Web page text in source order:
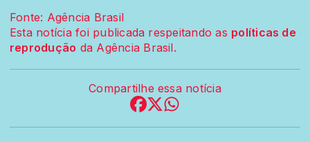
Fonte: Agência Brasil
Esta notícia foi publicada respeitando as políticas de
reprodução da Agência Brasil.
Compartilhe essa notícia